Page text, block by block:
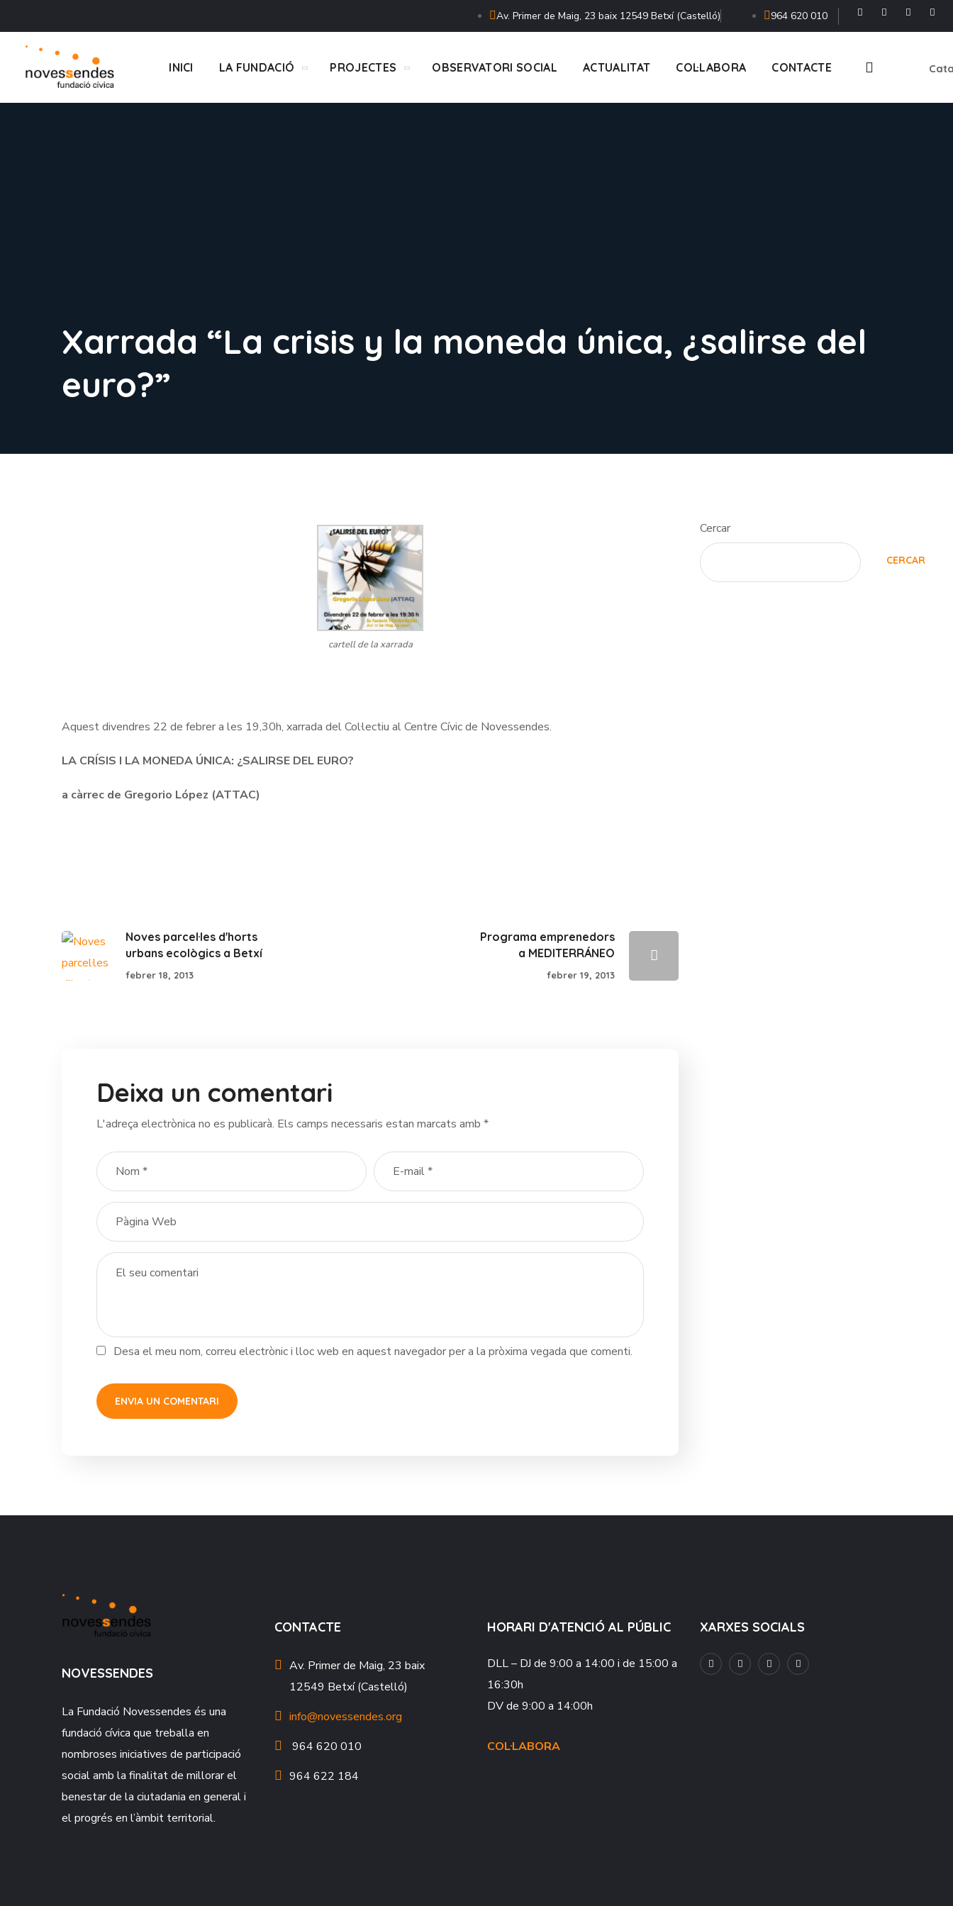
Av. Primer de Maig, 23 baix 12549 Betxí (Castelló) 964 620 010
INICI LA FUNDACIÓ PROJECTES OBSERVATORI SOCIAL ACTUALITAT COL·LABORA CONTACTE
Xarrada “La crisis y la moneda única, ¿salirse del
euro?”
cartell de la xarrada
Aquest divendres 22 de febrer a les 19,30h, xarrada del Col·lectiu al Centre Cívic de Novessendes.
LA CRÍSIS I LA MONEDA ÚNICA: ¿SALIRSE DEL EURO?
a càrrec de Gregorio López (ATTAC)
Noves parcel·les d'horts
urbans ecològics a Betxí
febrer 18, 2013
Programa emprenedors
a MEDITERRÁNEO
febrer 19, 2013
Deixa un comentari
L'adreça electrònica no es publicarà. Els camps necessaris estan marcats amb *
Desa el meu nom, correu electrònic i lloc web en aquest navegador per a la pròxima vegada que comenti.
Cercar
CERCAR
NOVESSENDES
La Fundació Novessendes és una
fundació cívica que treballa en
nombroses iniciatives de participació
social amb la finalitat de millorar el
benestar de la ciutadania en general i
el progrés en l’àmbit territorial.
CONTACTE
Av. Primer de Maig, 23 baix
12549 Betxí (Castelló)
info@novessendes.org
964 620 010
964 622 184
HORARI D'ATENCIÓ AL PÚBLIC
DLL – DJ de 9:00 a 14:00 i de 15:00 a
16:30h
DVde 9:00 a 14:00h
COL·LABORA
XARXES SOCIALS